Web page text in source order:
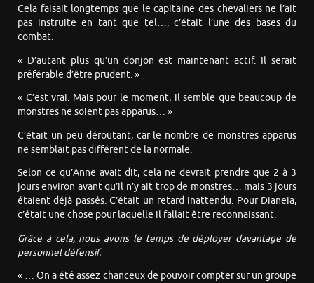
Cela faisait longtemps que le capitaine des chevaliers ne l’ait
pas instruite en tant que tel…, c’était l’une des bases du
combat.
« D’autant plus qu’un donjon est maintenant actif. Il serait
préférable d’être prudent. »
« C’est vrai. Mais pour le moment, il semble que beaucoup de
monstres ne soient pas apparus… »
C’était un peu déroutant, car le nombre de monstres apparus
ne semblait pas différent de la normale.
Selon ce qu’Anne avait dit, cela ne devrait prendre que 2 à 3
jours environ avant qu’il n’y ait trop de monstres… mais 3 jours
étaient déjà passés. C’était un retard inattendu. Pour Dianeia,
c’était une chose pour laquelle il fallait être reconnaissant.
Grâce à cela, nous avons le temps de déployer davantage de
personnel défensif.
« … On a été assez chanceux de pouvoir compter sur un groupe